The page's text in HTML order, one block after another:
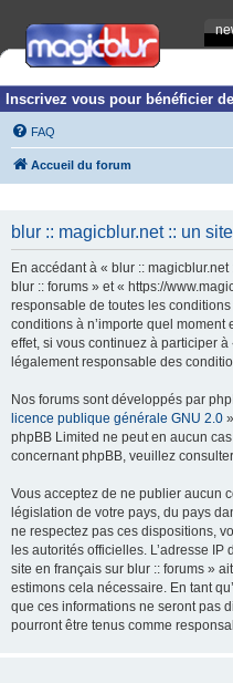
Inscrivez vous pour bénéficier
FAQ
Accueil du forum
blur :: magicblur.net :: un
En accédant à « blur ::
blur :: forums » et « https://
responsable de toutes les
conditions à n’importe quel
effet, si vous continuez à participer
légalement responsable des
Nos forums sont développés par
licence publique générale GNU 2.0
phpBB Limited ne peut en aucun
concernant phpBB, veuillez consulter
Vous acceptez de ne publier aucun
législation de votre pays, du pays
ne respectez pas ces dispositions,
les autorités officielles. L’adresse
site en français sur blur :: forums »
estimons cela nécessaire. En tant
que ces informations ne seront pas
pourront être tenus comme